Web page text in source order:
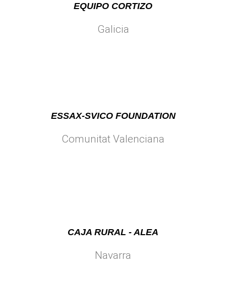
EQUIPO CORTIZO
Galicia
ESSAX-SVICO FOUNDATION
Comunitat Valenciana
CAJA RURAL - ALEA
Navarra